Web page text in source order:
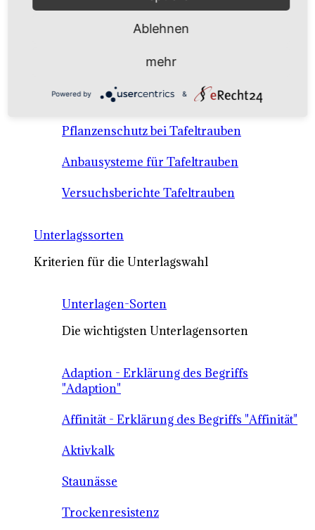
Anbausysteme & Recht
Tafeltrauben A-Z Sortenbeschreibungen
Tafeltraubenanbau - rechtliche
Voraussetzungen
Pflanzenschutz bei Tafeltrauben
Anbausysteme für Tafeltrauben
Versuchsberichte Tafeltrauben
Unterlagssorten
Kriterien für die Unterlagswahl
Unterlagen-Sorten
Die wichtigsten Unterlagensorten
Adaption - Erklärung des Begriffs
"Adaption"
Affinität - Erklärung des Begriffs "Affinität"
Aktivkalk
Staunässe
Trockenresistenz
Ablehnen
mehr
Powered by &